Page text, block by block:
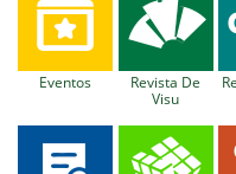
Eventos
Revista De
Visu